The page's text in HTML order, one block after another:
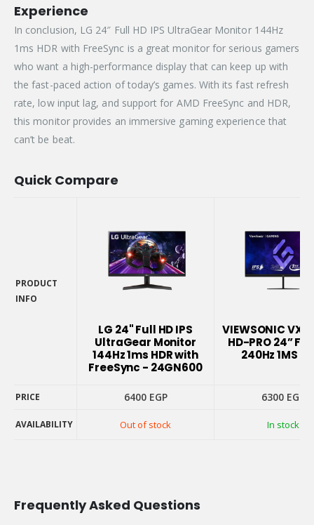
Experience
In conclusion, LG 24″ Full HD IPS UltraGear Monitor 144Hz
1ms HDR with FreeSync is a great monitor for serious gamers
who want a high-performance display that can keep up with
the fast-paced action of today’s games. With its fast refresh
rate, low input lag, and support for AMD FreeSync and HDR,
this monitor provides an immersive gaming experience that
can’t be beat.
Quick Compare
PRODUCT
INFO
LG 24" Full HD IPS
UltraGear Monitor
144Hz 1ms HDR with
FreeSync - 24GN600
VIEWSONIC
HD-PRO 24”
240Hz 1MS
PRICE 6400 EGP 6300 EGP
AVAILABILITY Out of stock In stock
PRICE
Frequently Asked Questions